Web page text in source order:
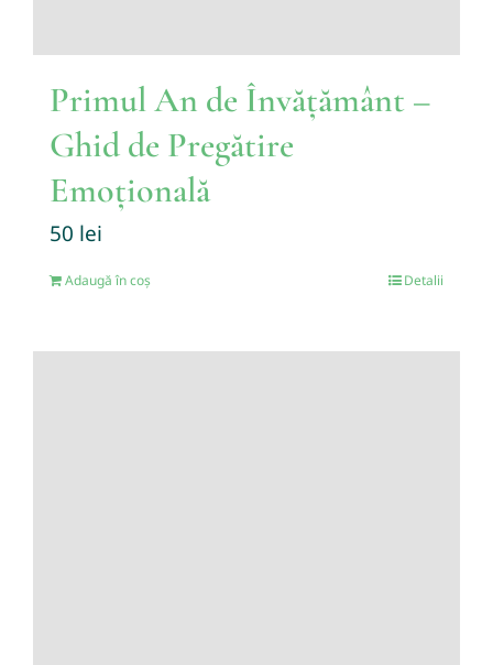
Primul An de Învățământ –
Ghid de Pregătire
Emoțională
50 lei
Adaugă în coș Detalii